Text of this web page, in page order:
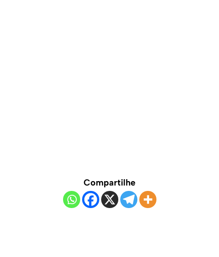
Compartilhe